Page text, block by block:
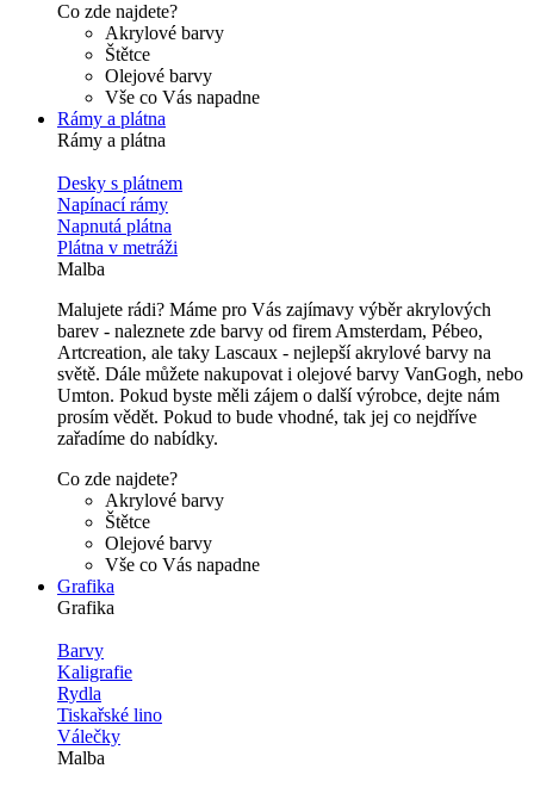
Co zde najdete?
Akrylové barvy
Štětce
Olejové barvy
Vše co Vás napadne
Rámy a plátna
Rámy a plátna
Desky s plátnem
Napínací rámy
Napnutá plátna
Plátna v metráži
Malba
Malujete rádi? Máme pro Vás zajímavy výběr akrylových
barev - naleznete zde barvy od firem Amsterdam, Pébeo,
Artcreation, ale taky Lascaux - nejlepší akrylové barvy na
světě. Dále můžete nakupovat i olejové barvy VanGogh, nebo
Umton. Pokud byste měli zájem o další výrobce, dejte nám
prosím vědět. Pokud to bude vhodné, tak jej co nejdříve
zařadíme do nabídky.
Co zde najdete?
Akrylové barvy
Štětce
Olejové barvy
Vše co Vás napadne
Grafika
Grafika
Barvy
Kaligrafie
Rydla
Tiskařské lino
Válečky
Malba